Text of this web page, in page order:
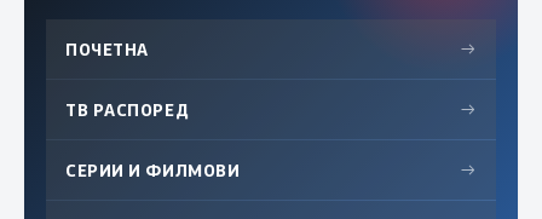
ПОЧЕТНА →
ТВ РАСПОРЕД →
СЕРИИ И ФИЛМОВИ →